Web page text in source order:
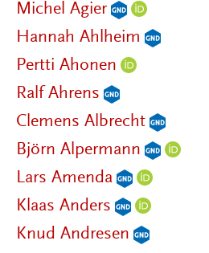
Michel Agier
Hannah Ahlheim
Pertti Ahonen
Ralf Ahrens
Clemens Albrecht
Björn Alpermann
Lars Amenda
Klaas Anders
Knud Andresen